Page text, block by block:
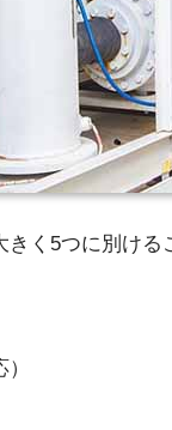
く5つに別ける